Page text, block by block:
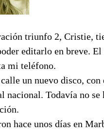
triunfo 2, Cristie,
editarlo en breve.
mi teléfono.
un nuevo disco, con
nacional. Todavía no se
hace unos días en